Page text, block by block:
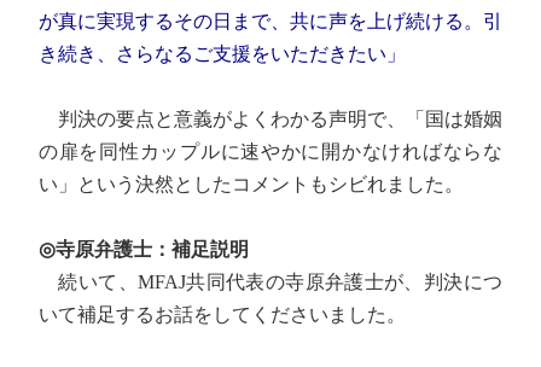
が真に実現するその日まで、共に声を上げ続ける。引
き続き、さらなるご支援をいただきたい」
判決の要点と意義がよくわかる声明で、「国は婚姻
の扉を同性カップルに速やかに開かなければならな
い」という決然としたコメントもシビれました。
◎寺原弁護士：補足説明
続いて、MFAJ共同代表の寺原弁護士が、判決につ
いて補足するお話をしてくださいました。